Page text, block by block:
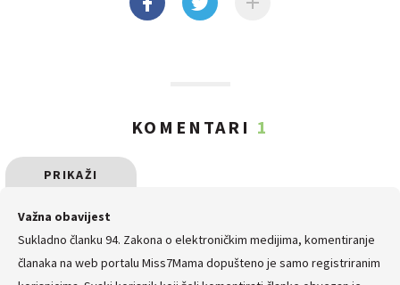
KOMENTARI 1
PRIKAŽI
SVE
KOMENTARE
Važna obavijest
Sukladno članku 94. Zakona o elektroničkim medijima, komentiranje
članaka na web portalu Miss7Mama dopušteno je samo registriranim